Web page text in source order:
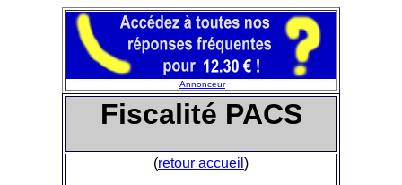
Annonceur
Fiscalité PACS
(retour accueil )